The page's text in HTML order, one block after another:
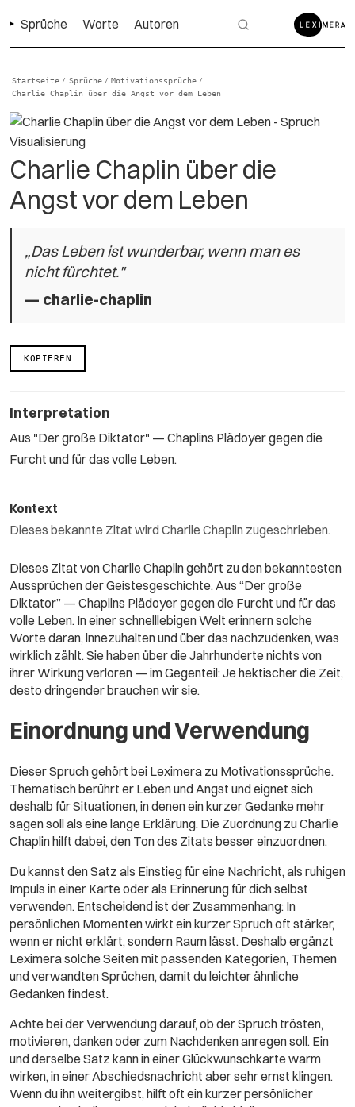
Sprüche Worte Autoren
Startseite / Sprüche / Motivationssprüche /
Charlie Chaplin über die Angst vor dem Leben
Charlie Chaplin über die
Angst vor dem Leben
„Das Leben ist wunderbar, wenn man es
nicht fürchtet."
— charlie-chaplin
KOPIEREN
Interpretation
Aus "Der große Diktator" — Chaplins Plädoyer gegen die
Furcht und für das volle Leben.
Kontext
Dieses bekannte Zitat wird Charlie Chaplin zugeschrieben.
Dieses Zitat von Charlie Chaplin gehört zu den bekanntesten
Aussprüchen der Geistesgeschichte. Aus “Der große
Diktator” — Chaplins Plädoyer gegen die Furcht und für das
volle Leben. In einer schnelllebigen Welt erinnern solche
Worte daran, innezuhalten und über das nachzudenken, was
wirklich zählt. Sie haben über die Jahrhunderte nichts von
ihrer Wirkung verloren — im Gegenteil: Je hektischer die Zeit,
desto dringender brauchen wir sie.
Einordnung und Verwendung
Dieser Spruch gehört bei Leximera zu Motivationssprüche.
Thematisch berührt er Leben und Angst und eignet sich
deshalb für Situationen, in denen ein kurzer Gedanke mehr
sagen soll als eine lange Erklärung. Die Zuordnung zu Charlie
Chaplin hilft dabei, den Ton des Zitats besser einzuordnen.
Du kannst den Satz als Einstieg für eine Nachricht, als ruhigen
Impuls in einer Karte oder als Erinnerung für dich selbst
verwenden. Entscheidend ist der Zusammenhang: In
persönlichen Momenten wirkt ein kurzer Spruch oft stärker,
wenn er nicht erklärt, sondern Raum lässt. Deshalb ergänzt
Leximera solche Seiten mit passenden Kategorien, Themen
und verwandten Sprüchen, damit du leichter ähnliche
Gedanken findest.
Achte bei der Verwendung darauf, ob der Spruch trösten,
motivieren, danken oder zum Nachdenken anregen soll. Ein
und derselbe Satz kann in einer Glückwunschkarte warm
wirken, in einer Abschiedsnachricht aber sehr ernst klingen.
Wenn du ihn weitergibst, hilft oft ein kurzer persönlicher